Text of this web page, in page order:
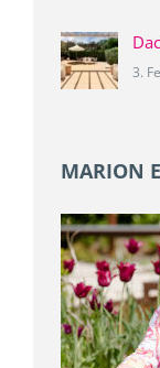
3.
MARION